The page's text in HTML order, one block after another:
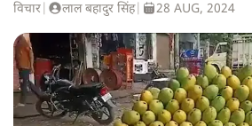
विचार लाल बहादुर सिंह| 28 AUG, 2024